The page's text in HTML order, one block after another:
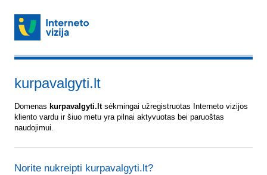
kurpavalgyti.lt
Domenas kurpavalgyti.ltsėkmingai užregistruotas Interneto vizijos
kliento vardu ir šiuo metu yra pilnai aktyvuotas bei paruoštas
naudojimui.
Norite nukreipti kurpavalgyti.lt?